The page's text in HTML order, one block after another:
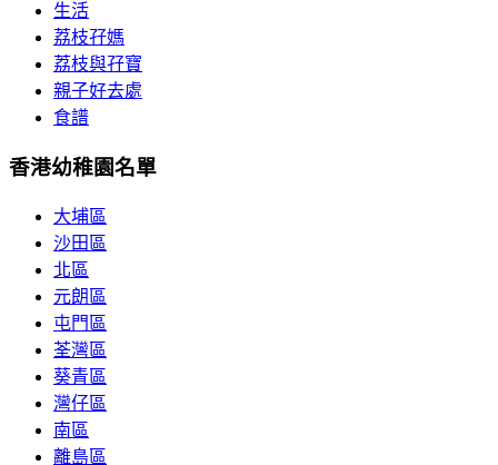
生活
荔枝孖媽
荔枝與孖寶
親子好去處
食譜
香港幼稚園名單
大埔區
沙田區
北區
元朗區
屯門區
荃灣區
葵青區
灣仔區
南區
離島區